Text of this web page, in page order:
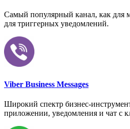
Самый популярный канал, как для
для триггерных уведомлений.
Viber Business Messages
Широкий спектр бизнес-
приложении, уведомления и чат с